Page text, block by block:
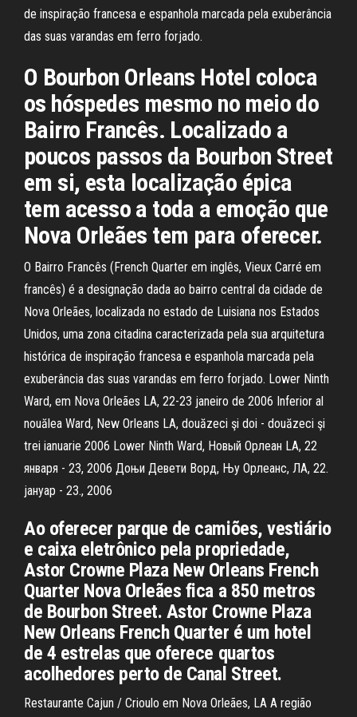
de inspiração francesa e espanhola marcada pela exuberância
das suas varandas em ferro forjado.
O Bourbon Orleans Hotel coloca
os hóspedes mesmo no meio do
Bairro Francês. Localizado a
poucos passos da Bourbon Street
em si, esta localização épica
tem acesso a toda a emoção que
Nova Orleães tem para oferecer.
O Bairro Francês (French Quarter em inglês, Vieux Carré em
francês) é a designação dada ao bairro central da cidade de
Nova Orleães, localizada no estado de Luisiana nos Estados
Unidos, uma zona citadina caracterizada pela sua arquitetura
histórica de inspiração francesa e espanhola marcada pela
exuberância das suas varandas em ferro forjado. Lower Ninth
Ward, em Nova Orleães LA, 22-23 janeiro de 2006 Inferior al
nouălea Ward, New Orleans LA, douăzeci şi doi - douăzeci şi
trei ianuarie 2006 Lower Ninth Ward, Новый Орлеан LA, 22
января - 23, 2006 Доњи Девети Ворд, Њу Орлеанс, ЛА, 22.
јануар - 23., 2006
Ao oferecer parque de camiões, vestiário
e caixa eletrônico pela propriedade,
Astor Crowne Plaza New Orleans French
Quarter Nova Orleães fica a 850 metros
de Bourbon Street. Astor Crowne Plaza
New Orleans French Quarter é um hotel
de 4 estrelas que oferece quartos
acolhedores perto de Canal Street.
Restaurante Cajun / Crioulo em Nova Orleães, LA A região